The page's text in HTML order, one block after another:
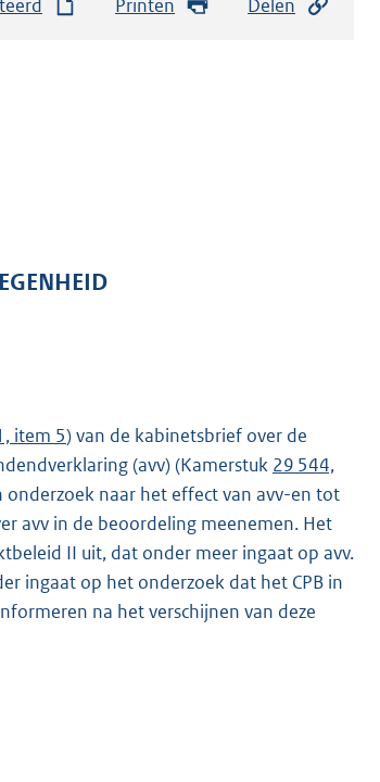
Printen Delen
item 5) van de kabinetsbrief over de
(avv) (Kamerstuk 29 544,
naar het effect van avv-en tot
avv in de beoordeling meenemen. Het
II uit, dat onder meer ingaat op avv.
ingaat op het onderzoek dat het CPB in
na het verschijnen van deze